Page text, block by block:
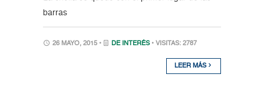
barras
26 MAYO, 2015 • DE INTERÉS • VISITAS: 2787
LEER MÁS